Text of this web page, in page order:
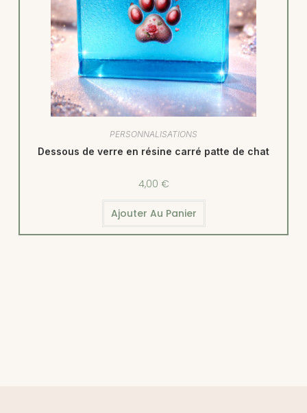
PERSONNALISATIONS
Dessous de verre en résine carré patte de chat
4,00 €
Ajouter Au Panier